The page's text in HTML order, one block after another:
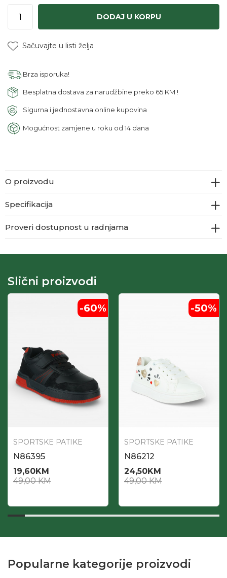
DODAJ U KORPU
Sačuvajte u listi želja
Brza isporuka!
Besplatna dostava za narudžbine preko 65 KM !
Sigurna i jednostavna online kupovina
Mogućnost zamjene u roku od 14 dana
O proizvodu
Specifikacija
Proveri dostupnost u radnjama
Slični proizvodi
-60%
SPORTSKE PATIKE
N86395
19,60KM
49,00KM
-50%
SPORTSKE PATIKE
N86212
24,50KM
49,00KM
Popularne kategorije proizvodi